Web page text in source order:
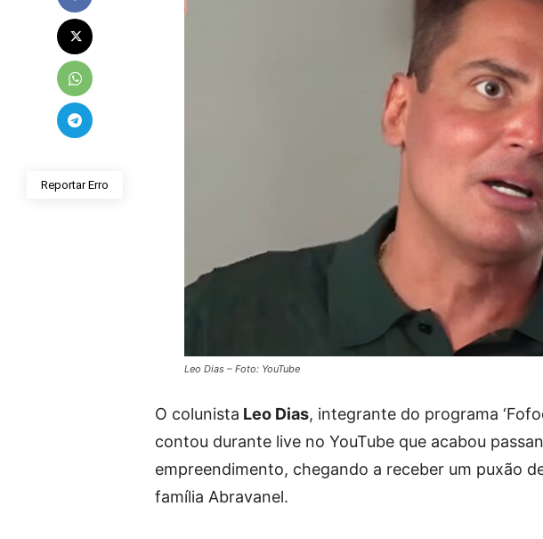
Reportar Erro
Leo Dias – Foto: YouTube
O colunista Leo Dias, integrante do programa
contou durante live no YouTube que acabou
empreendimento, chegando a receber um puxão
família Abravanel.